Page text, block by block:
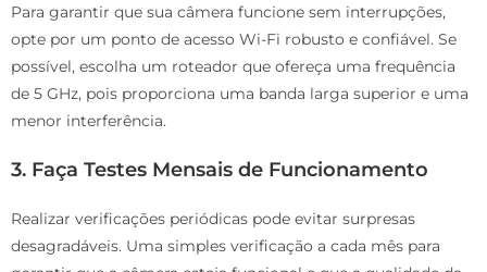
Para garantir que sua câmera funcione sem interrupções,
opte por um ponto de acesso Wi-Fi robusto e confiável. Se
possível, escolha um roteador que ofereça uma frequência
de 5 GHz, pois proporciona uma banda larga superior e uma
menor interferência.
3. Faça Testes Mensais de Funcionamento
Realizar verificações periódicas pode evitar surpresas
desagradáveis. Uma simples verificação a cada mês para